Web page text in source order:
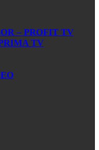
– PROFIT TV
TV